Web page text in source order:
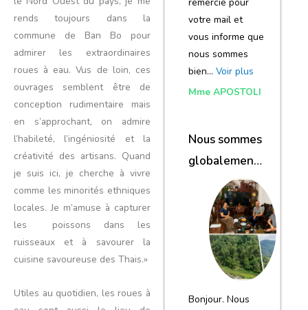
rends toujours dans la
commune de Ban Bo pour
admirer les extraordinaires
roues à eau. Vus de loin, ces
ouvrages semblent être de
conception rudimentaire mais
en s’approchant, on admire
l’habileté, l’ingéniosité et la
créativité des artisans. Quand
je suis ici, je cherche à vivre
comme les minorités ethniques
locales. Je m’amuse à capturer
les poissons dans les
ruisseaux et à savourer la
cuisine savoureuse des Thais.»
Utiles au quotidien, les roues à
remercie pour
votre mail et
vous informe que
nous sommes
bien… Voir plus
Mme APOSTOLI
Nous sommes
globalement
satisfaits du
voyage
Bonjour. Nous